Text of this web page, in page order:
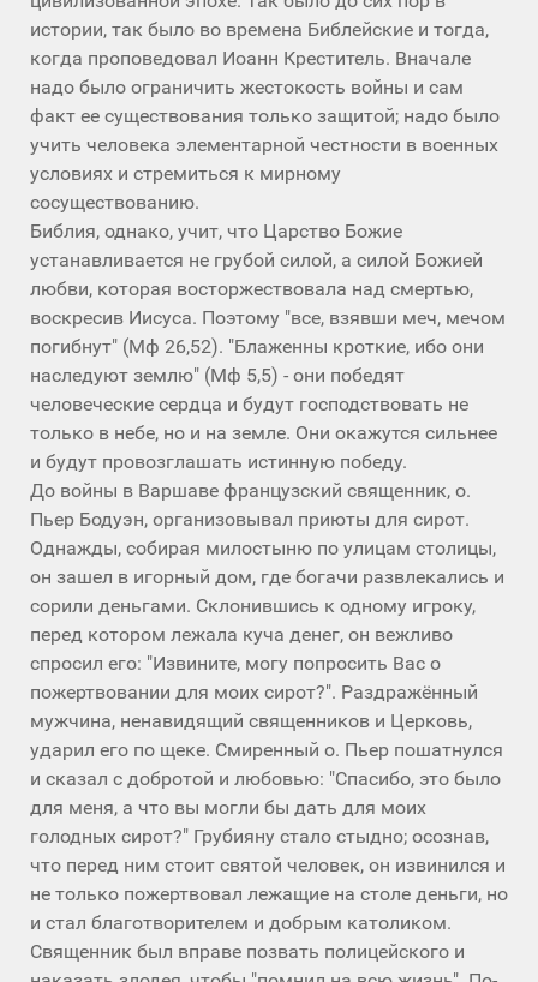
истории, так было во времена Библейские и тогда,
когда проповедовал Иоанн Креститель. Вначале
надо было ограничить жестокость войны и сам
факт ее существования только защитой; надо было
учить человека элементарной честности в военных
условиях и стремиться к мирному
сосуществованию.
Библия, однако, учит, что Царство Божие
устанавливается не грубой силой, а силой Божией
любви, которая восторжествовала над смертью,
воскресив Иисуса. Поэтому "все, взявши меч, мечом
погибнут" (Мф 26,52). "Блаженны кроткие, ибо они
наследуют землю" (Мф 5,5) - они победят
человеческие сердца и будут господствовать не
только в небе, но и на земле. Они окажутся сильнее
и будут провозглашать истинную победу.
До войны в Варшаве французский священник, о.
Пьер Бодуэн, организовывал приюты для сирот.
Однажды, собирая милостыню по улицам столицы,
он зашел в игорный дом, где богачи развлекались и
сорили деньгами. Склонившись к одному игроку,
перед котором лежала куча денег, он вежливо
спросил его: "Извините, могу попросить Вас о
пожертвовании для моих сирот?". Раздражённый
мужчина, ненавидящий священников и Церковь,
ударил его по щеке. Смиренный о. Пьер пошатнулся
и сказал с добротой и любовью: "Спасибо, это было
для меня, а что вы могли бы дать для моих
голодных сирот?" Грубияну стало стыдно; осознав,
что перед ним стоит святой человек, он извинился и
не только пожертвовал лежащие на столе деньги, но
и стал благотворителем и добрым католиком.
Священник был вправе позвать полицейского и